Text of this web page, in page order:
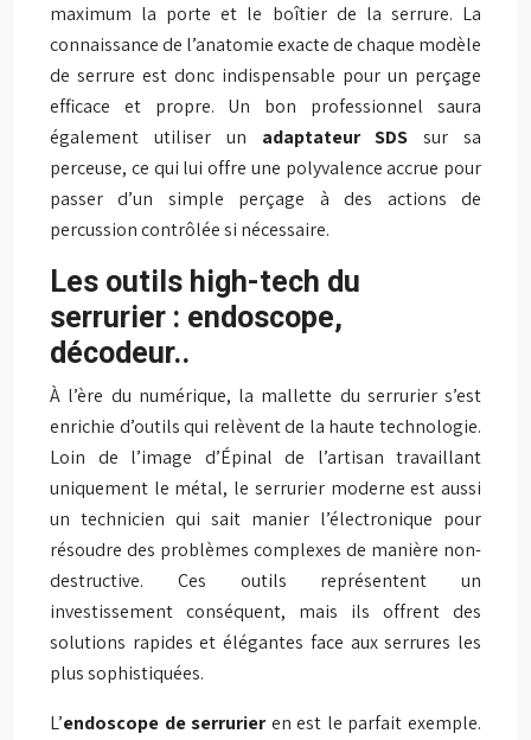
maximum la porte et le boîtier de la serrure. La
connaissance de l’anatomie exacte de chaque modèle
de serrure est donc indispensable pour un perçage
efficace et propre. Un bon professionnel saura
également utiliser un adaptateur SDS sur sa
perceuse, ce qui lui offre une polyvalence accrue pour
passer d’un simple perçage à des actions de
percussion contrôlée si nécessaire.
Les outils high-tech du
serrurier : endoscope,
décodeur..
À l’ère du numérique, la mallette du serrurier s’est
enrichie d’outils qui relèvent de la haute technologie.
Loin de l’image d’Épinal de l’artisan travaillant
uniquement le métal, le serrurier moderne est aussi
un technicien qui sait manier l’électronique pour
résoudre des problèmes complexes de manière non-
destructive. Ces outils représentent un
investissement conséquent, mais ils offrent des
solutions rapides et élégantes face aux serrures les
plus sophistiquées.
L’endoscope de serrurieren est le parfait exemple.